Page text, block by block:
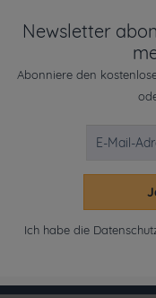
Newsletter
Abonniere den
Ich habe die